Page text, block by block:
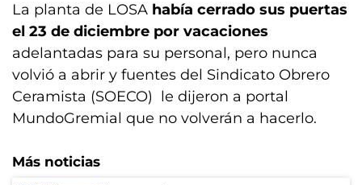
La planta de LOSA había cerrado sus puertas
el 23 de diciembre por vacaciones
adelantadas para su personal, pero nunca
volvió a abrir y fuentes del Sindicato Obrero
Ceramista (SOECO) le dijeron a portal
MundoGremial que no volverán a hacerlo.
Más noticias